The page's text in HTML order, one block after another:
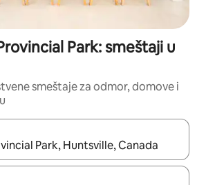
Park: smeštaji u
smeštaje za odmor, domove i
možete da se krećete kroz njih